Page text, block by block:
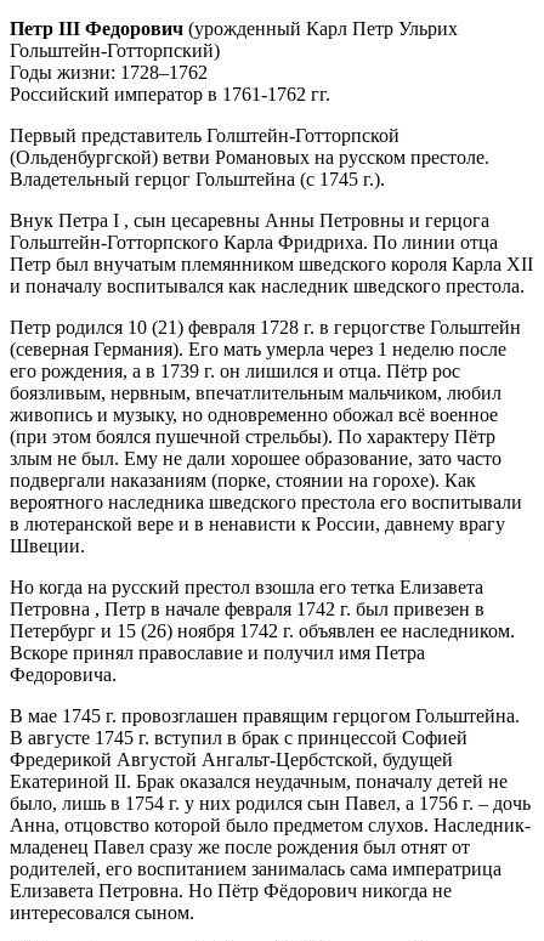
Петр III Федорович (урожденный Карл Петр Ульрих
Гольштейн-Готторпский)
Годы жизни: 1728–1762
Российский император в 1761-1762 гг.
Первый представитель Голштейн-Готторпской
(Ольденбургской) ветви Романовых на русском престоле.
Владетельный герцог Гольштейна (с 1745 г.).
Внук Петра I , сын цесаревны Анны Петровны и герцога
Гольштейн-Готторпского Карла Фридриха. По линии отца
Петр был внучатым племянником шведского короля Карла XII
и поначалу воспитывался как наследник шведского престола.
Петр родился 10 (21) февраля 1728 г. в герцогстве Гольштейн
(северная Германия). Его мать умерла через 1 неделю после
его рождения, а в 1739 г. он лишился и отца. Пётр рос
боязливым, нервным, впечатлительным мальчиком, любил
живопись и музыку, но одновременно обожал всё военное
(при этом боялся пушечной стрельбы). По характеру Пётр
злым не был. Ему не дали хорошее образование, зато часто
подвергали наказаниям (порке, стоянии на горохе). Как
вероятного наследника шведского престола его воспитывали
в лютеранской вере и в ненависти к России, давнему врагу
Швеции.
Но когда на русский престол взошла его тетка Елизавета
Петровна , Петр в начале февраля 1742 г. был привезен в
Петербург и 15 (26) ноября 1742 г. объявлен ее наследником.
Вскоре принял православие и получил имя Петра
Федоровича.
В мае 1745 г. провозглашен правящим герцогом Гольштейна.
В августе 1745 г. вступил в брак с принцессой Софией
Фредерикой Августой Ангальт-Цербстской, будущей
Екатериной II. Брак оказался неудачным, поначалу детей не
было, лишь в 1754 г. у них родился сын Павел, а 1756 г. – дочь
Анна, отцовство которой было предметом слухов. Наследник-
младенец Павел сразу же после рождения был отнят от
родителей, его воспитанием занималась сама императрица
Елизавета Петровна. Но Пётр Фёдорович никогда не
интересовался сыном.